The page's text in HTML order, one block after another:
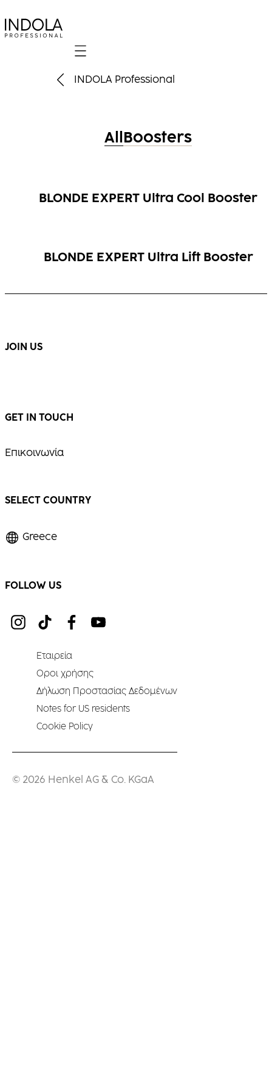
Mobile navigation
INDOLA Professional
AllBoosters
BLONDE EXPERT Ultra Cool Booster
BLONDE EXPERT Ultra Lift Booster
JOIN US
GET IN TOUCH
Επικοινωνία
SELECT COUNTRY
Greece
FOLLOW US
Εταιρεία
Οροι χρήσης
Δήλωση Προστασίας Δεδομένων
Notes for US residents
Cookie Policy
© 2026 Henkel AG & Co. KGaA